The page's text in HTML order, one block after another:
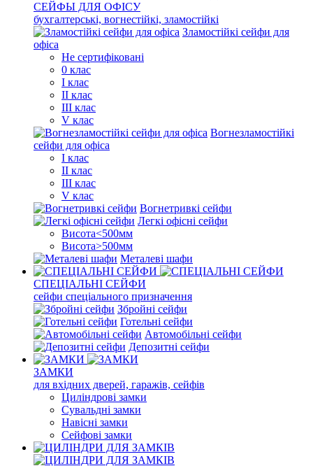
СЕЙФЫ ДЛЯ ОФІСУ
бухгалтерські, вогнестійкі, зламостійкі
Зламостійкі сейфи для
офіса
Не сертифіковані
0 клас
I клас
II клас
III клас
V клас
Вогнезламостійкі
сейфи для офіса
I клас
II клас
III клас
V клас
Вогнетривкі сейфи
Легкі офісні сейфи
Висота<500мм
Висота>500мм
Металеві шафи
СПЕЦІАЛЬНІ СЕЙФИ
сейфи спеціального призначення
Збройні сейфи
Готельні сейфи
Автомобільні сейфи
Депозитні сейфи
ЗАМКИ
для вхідних дверей, гаражів, сейфів
Циліндрові замки
Сувальдні замки
Навісні замки
Сейфові замки